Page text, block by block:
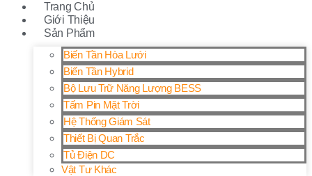
Trang Chủ
Giới Thiệu
Sản Phẩm
Biến Tần Hòa Lưới
Biến Tần Hybrid
Bộ Lưu Trữ Năng Lượng BESS
Tấm Pin Mặt Trời
Hệ Thống Giám Sát
Thiết Bị Quan Trắc
Tủ Điện DC
Vật Tư Khác